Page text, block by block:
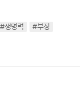
#생명력
#부정